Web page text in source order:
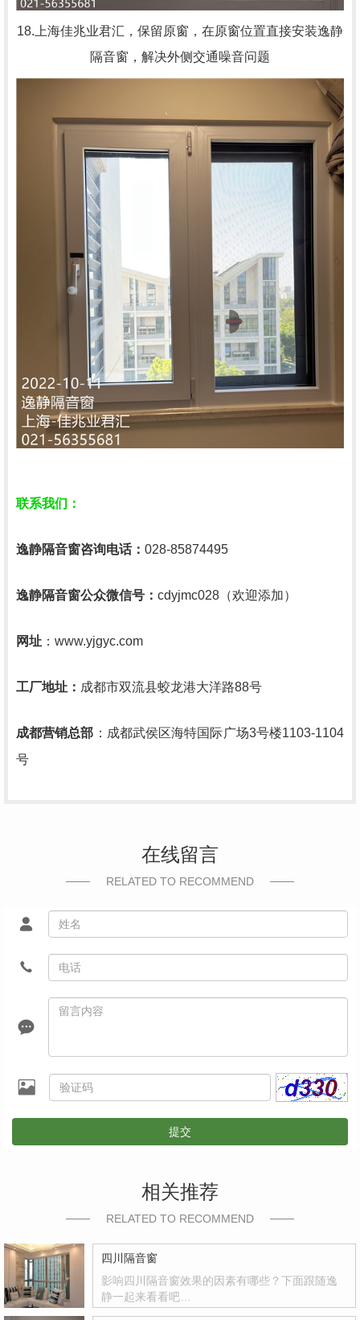
18.上海佳兆业君汇， 保留原窗，在原窗位置直接安装逸静
隔音窗，解决外侧交通噪音问题
联系我们：
逸静隔音窗咨询电话： 028-85874495
逸静隔音窗公众微信号： cdyjmc028（欢迎添加）
网址 ：www.yjgyc.com
工厂地址： 成都市双流县蛟龙港大洋路88号
成都营销总部 ：成都武侯区海特国际广场3号楼1103-1104
号
在线留言
RELATED TO RECOMMEND
提交
相关推荐
RELATED TO RECOMMEND
四川隔音窗
影响四川隔音窗效果的因素有哪些？下面跟随逸
静一起来看看吧…